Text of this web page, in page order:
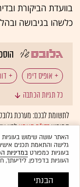
בוועדת הביקורת
כלשהו בגיבושה
אופיס דיפו
כל תגיות הכתבה
לתשומת לבכם: מערכת
המופיעבדו"ח האמוןלפיו
בלתי הולם אחר מסוננים
גלישה והתאמת תכנים
בעוגיות כמפורטבמדיניות
העוגיות בדפדפן.
הבנתי